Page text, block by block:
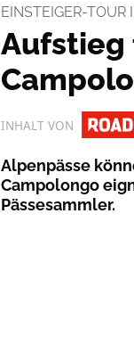
EINSTEIGER-
Aufstieg
INHALT VON
Alpenpässe
Campolongo
Pässesammler.